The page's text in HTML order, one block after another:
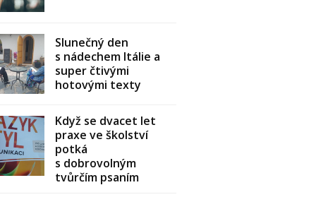
Slunečný den
s nádechem Itálie a
super čtivými
hotovými texty
Když se dvacet let
praxe ve školství
potká
s dobrovolným
tvůrčím psaním